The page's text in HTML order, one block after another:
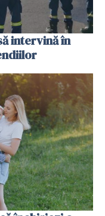
intervină în